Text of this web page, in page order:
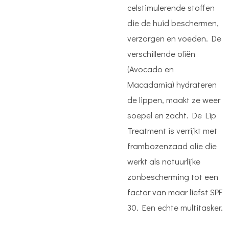
celstimulerende stoffen
die de huid beschermen,
verzorgen en voeden. De
verschillende oliën
(Avocado en
Macadamia) hydrateren
de lippen, maakt ze weer
soepel en zacht. De Lip
Treatment is verrijkt met
frambozenzaad olie die
werkt als natuurlijke
zonbescherming tot een
factor van maar liefst SPF
30. Een echte multitasker.